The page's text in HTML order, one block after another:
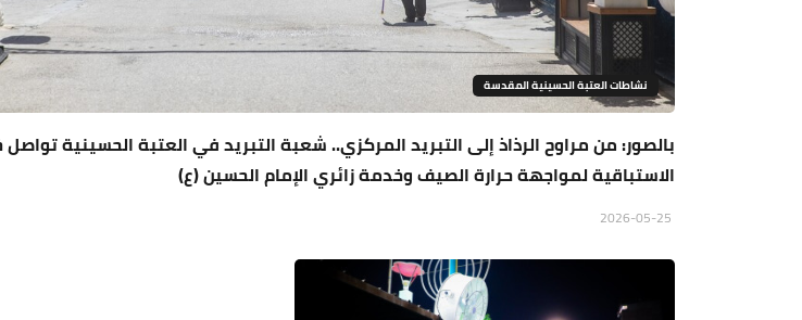
نشاطات العتبة الحسينية المقدسة
بالصور: من مراوح الرذاذ إلى التبريد المركزي.. شعبة التبريد في العتبة الحسينية
الاستباقية لمواجهة حرارة الصيف وخدمة زائري الإمام الحسين (ع)